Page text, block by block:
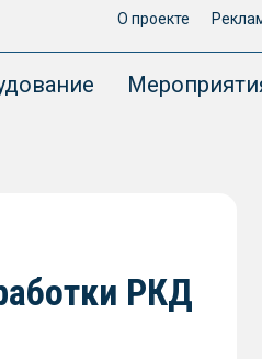
О проекте
РКД